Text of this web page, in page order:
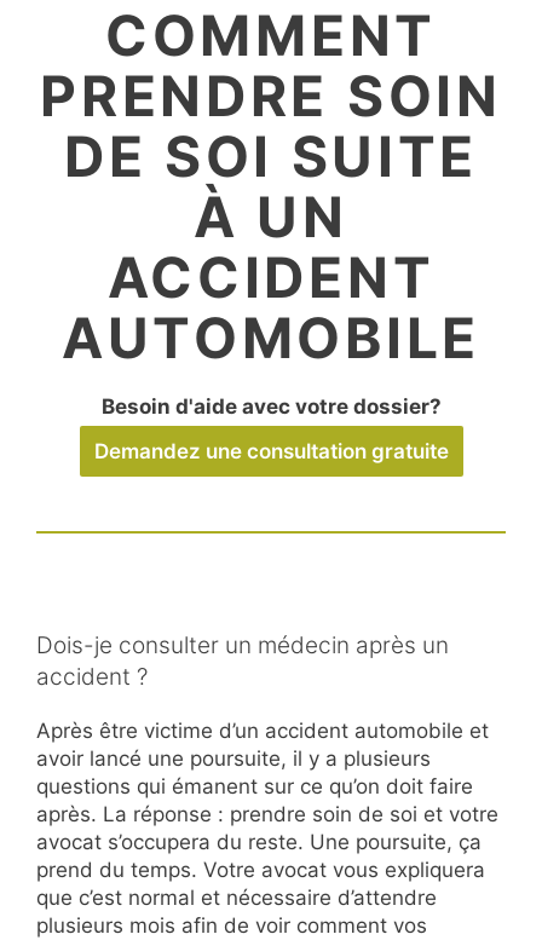
COMMENT
PRENDRE SOIN
DE SOI SUITE
À UN
ACCIDENT
AUTOMOBILE
Besoin d'aide avec votre dossier?
Demandez une consultation gratuite
Dois-je consulter un médecin après un
accident ?
Après être victime d’un accident automobile et
avoir lancé une poursuite, il y a plusieurs
questions qui émanent sur ce qu’on doit faire
après. La réponse : prendre soin de soi et votre
avocat s’occupera du reste. Une poursuite, ça
prend du temps. Votre avocat vous expliquera
que c’est normal et nécessaire d’attendre
plusieurs mois afin de voir comment vos